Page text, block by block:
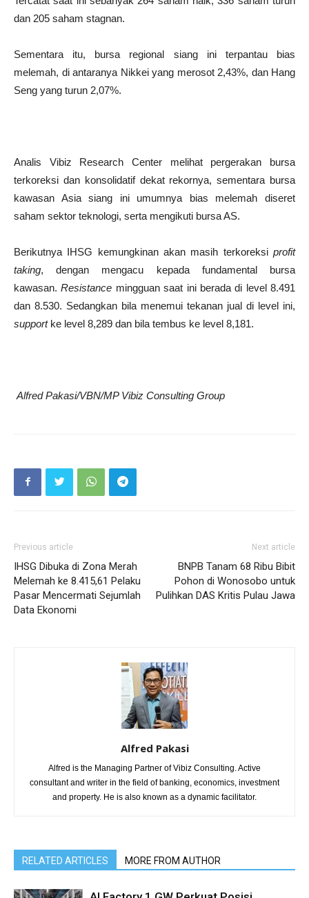
dan 205 saham stagnan.
Sementara itu, bursa regional siang ini terpantau bias
melemah, di antaranya Nikkei yang merosot 2,43%, dan Hang
Seng yang turun 2,07%.
Analis Vibiz Research Center melihat pergerakan bursa
terkoreksi dan konsolidatif dekat rekornya, sementara bursa
kawasan Asia siang ini umumnya bias melemah diseret
saham sektor teknologi, serta mengikuti bursa AS.
Berikutnya IHSG kemungkinan akan masih terkoreksi profit
taking, dengan mengacu kepada fundamental bursa
kawasan.Resistance mingguan saat ini berada di level 8.491
dan 8.530. Sedangkan bila menemui tekanan jual di level ini,
supportke level 8,289 dan bila tembus ke level 8,181.
Alfred Pakasi/VBN/MP Vibiz Consulting Group
Previous article
IHSG Dibuka di Zona Merah
Melemah ke 8.415,61 Pelaku
Pasar Mencermati Sejumlah
Data Ekonomi
Next article
BNPB Tanam 68 Ribu Bibit
Pohon di Wonosobo untuk
Pulihkan DAS Kritis Pulau Jawa
Alfred Pakasi
Alfred is the Managing Partner of Vibiz Consulting. Active
consultant and writer in the field of banking, economics, investment
and property. He is also known as a dynamic facilitator.
RELATED ARTICLES MORE FROM AUTHOR